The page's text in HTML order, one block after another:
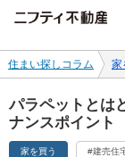
住まい探しコラム 家
パラペットとは
ナンスポイント
家を買う #建売住